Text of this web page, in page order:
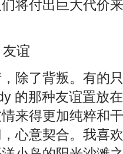
将付出巨大代价
了背叛。有的只
的那种友谊置放
来得更加纯粹和
心意契合。我喜